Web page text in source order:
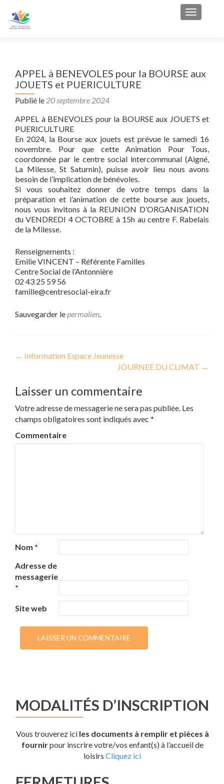
Afficher/
APPEL à BENEVOLES pour la BOURSE aux
JOUETS et PUERICULTURE
Publié le 20 septembre 2024
APPEL à BENEVOLES pour la BOURSE aux JOUETS et
PUERICULTURE
En 2024, la Bourse aux jouets est prévue le samedi 16
novembre. Pour que cette Animation Pour Tous,
coordonnée par le centre social intercommunal (Aigné,
La Milesse, St Saturnin), puisse avoir lieu nous avons
besoin de l’implication de bénévoles.
Si vous souhaitez donner de votre temps dans la
préparation et l’animation de cette bourse aux jouets,
nous vous invitons à la REUNION D’ORGANISATION
du VENDREDI 4 OCTOBRE à 15h au centre F. Rabelais
de la Milesse.
Renseignements :
Emilie VINCENT – Référente Familles
Centre Social de l’Antonnière
02 43 25 59 56
famille@centresocial-eira.fr
Sauvegarder lepermalien.
Navigation de l’article
← Information Espace Jeunesse
JOURNEE DU CLIMAT →
Laisser un commentaire
Votre adresse de messagerie ne sera pas publiée. Les
champs obligatoires sont indiqués avec *
Commentaire
Nom *
Adresse de
messagerie
*
Site web
MODALITÉS D’INSCRIPTION
Vous trouverez ici les documents à remplir et pièces à
fournirpour inscrire votre/vos enfant(s) à l’accueil de
loisirs Cliquez ici